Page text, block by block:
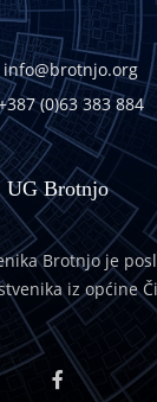
info@brotnjo.org
(0)63 383 884
UG Brotnjo
Brotnjo je
iz općine